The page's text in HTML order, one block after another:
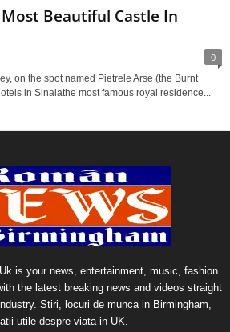
Most Beautiful Castle In
0
on the spot named Pietrele Arse (the Burnt
in Sinaiathe most famous royal residence...
is your news, entertainment, music, fashion
the latest breaking news and videos straight
Stiri, locuri de munca in Birmingham,
utile despre viata in UK.